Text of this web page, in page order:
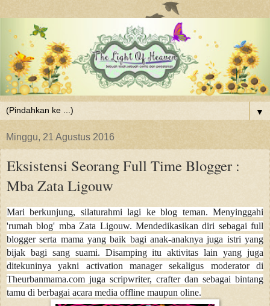
▼
Minggu, 21 Agustus 2016
Eksistensi Seorang Full Time Blogger :
Mba Zata Ligouw
Mari berkunjung, silaturahmi lagi ke blog teman. Menyinggahi
'rumah blog' mba Zata Ligouw. Mendedikasikan diri sebagai full
blogger serta mama yang baik bagi anak-anaknya juga istri yang
bijak bagi sang suami. Disamping itu aktivitas lain yang juga
ditekuninya yakni activation manager sekaligus moderator di
Theurbanmama.com juga scripwriter, crafter dan sebagai bintang
tamu di berbagai acara media offline maupun oline.